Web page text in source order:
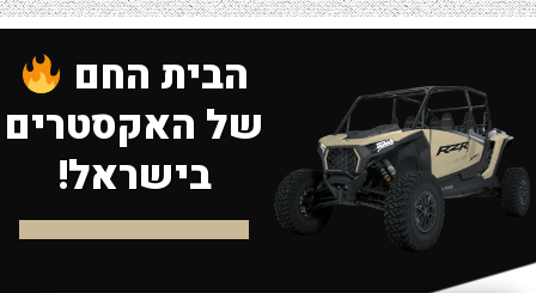
הבית החם
של האקסטרים
בישראל!